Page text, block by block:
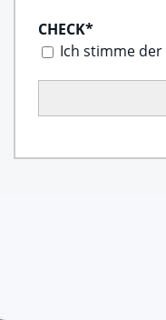
CHECK*
Ich stimme der